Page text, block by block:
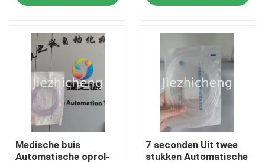
Thuis
Producten
Video's
Over ons
en bundeling
connectorbuizen
Medische buis
Automatische oprol-
7 seconden Uit twee
stukken Automatische